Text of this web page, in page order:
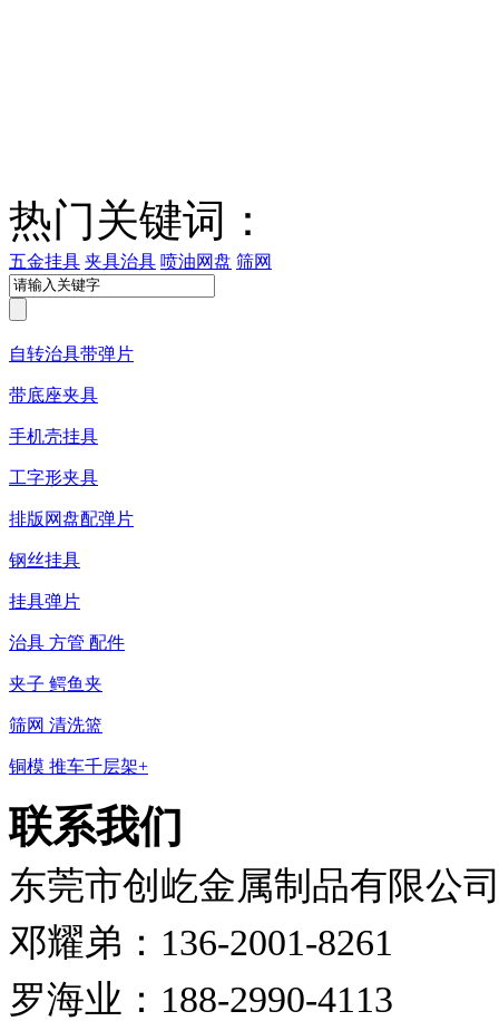
热门关键词：
五金挂具 夹具治具 喷油网盘 筛网
自转治具带弹片
带底座夹具
手机壳挂具
工字形夹具
排版网盘配弹片
钢丝挂具
挂具弹片
治具 方管 配件
夹子 鳄鱼夹
筛网 清洗篮
铜模 推车千层架+
联系我们
东莞市创屹金属制品有限公
邓耀弟：136-2001-8261
罗海业：188-2990-4113